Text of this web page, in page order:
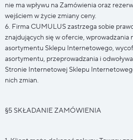
nie ma wpływu na Zamówienia oraz
wejściem w życie zmiany ceny.
6. Firma CUMULUS zastrzega sobie
znajdujących się w ofercie, wprowadzania
asortymentu Sklepu Internetowego,
asortymentu, przeprowadzania i
Stronie Internetowej Sklepu
nich zmian.
§5 SKŁADANIE ZAMÓWIENIA